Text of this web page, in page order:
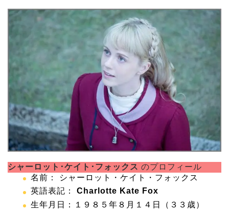
シャーロット･ケイト･フォックス のプロフィール
名前： シャーロット・ケイト・フォックス
英語表記： Charlotte Kate Fox
生年月日：１９８５年８月１４日（３３歳）